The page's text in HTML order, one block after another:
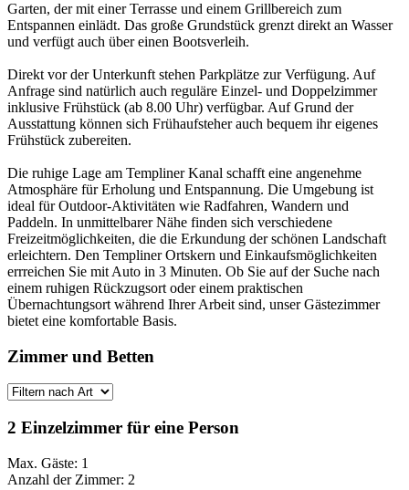
Garten, der mit einer Terrasse und einem Grillbereich zum
Entspannen einlädt. Das große Grundstück grenzt direkt an Wasser
und verfügt auch über einen Bootsverleih.
Direkt vor der Unterkunft stehen Parkplätze zur Verfügung. Auf
Anfrage sind natürlich auch reguläre Einzel- und Doppelzimmer
inklusive Frühstück (ab 8.00 Uhr) verfügbar. Auf Grund der
Ausstattung können sich Frühaufsteher auch bequem ihr eigenes
Frühstück zubereiten.
Die ruhige Lage am Templiner Kanal schafft eine angenehme
Atmosphäre für Erholung und Entspannung. Die Umgebung ist
ideal für Outdoor-Aktivitäten wie Radfahren, Wandern und
Paddeln. In unmittelbarer Nähe finden sich verschiedene
Freizeitmöglichkeiten, die die Erkundung der schönen Landschaft
erleichtern. Den Templiner Ortskern und Einkaufsmöglichkeiten
errreichen Sie mit Auto in 3 Minuten. Ob Sie auf der Suche nach
einem ruhigen Rückzugsort oder einem praktischen
Übernachtungsort während Ihrer Arbeit sind, unser Gästezimmer
bietet eine komfortable Basis.
Zimmer und Betten
2 Einzelzimmer für eine Person
Max. Gäste: 1
Anzahl der Zimmer: 2